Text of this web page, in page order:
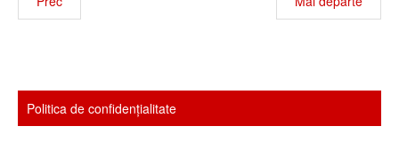
Politica de confidenţialitate